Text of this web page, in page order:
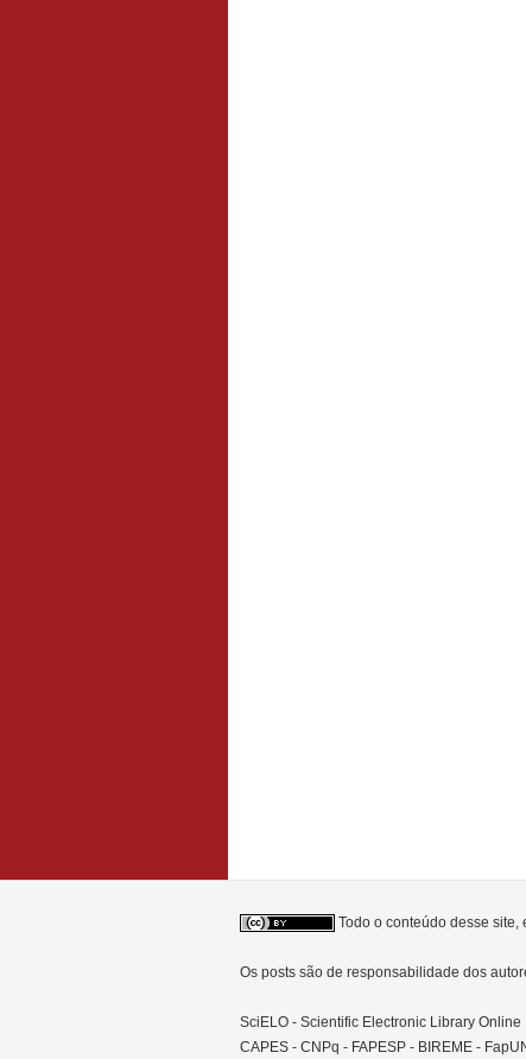
Todo o conteúdo desse
Os posts são de responsabilidade dos
SciELO - Scientific Electronic Library Online
CAPES - CNPq - FAPESP - BIREME -